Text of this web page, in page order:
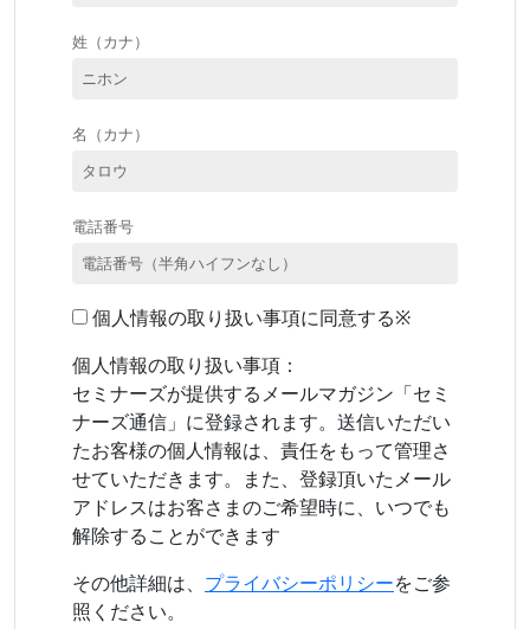
姓（カナ）
名（カナ）
電話番号
個人情報の取り扱い事項に同意する※
個人情報の取り扱い事項：
セミナーズが提供するメールマガジン「セミ
ナーズ通信」に登録されます。送信いただい
たお客様の個人情報は、責任をもって管理さ
せていただきます。また、登録頂いたメール
アドレスはお客さまのご希望時に、いつでも
解除することができます
その他詳細は、 プライバシーポリシーをご参
照ください。